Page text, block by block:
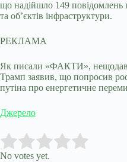
що надійшло 149
та об’єктів інфраструктури.
РЕКЛАМА
Як писали «ФАКТИ»,
Трамп заявив, що попросив
путіна про енергетичне
Джерело
Rate this item:
No votes yet.